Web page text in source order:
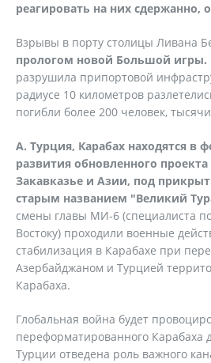
реагировать на них сдержанно,
Взрывы в порту столицы Ливана
прологом новой Большой игры.
разрушила припортовой
радиусе 10 километров
погибли более 200 человек,
А. Турция, Карабах находятся в
развития обновленного
Закавказье и Азии, под
старым названием "Великий
смены главы МИ-6 (специалиста
Востоку) проходили военные
стабилизация в Карабахе при
Азербайджаном и Турцией
Карабаха.
Глобальная война будет
переформатированного Карабаха
Турции отведена роль важного